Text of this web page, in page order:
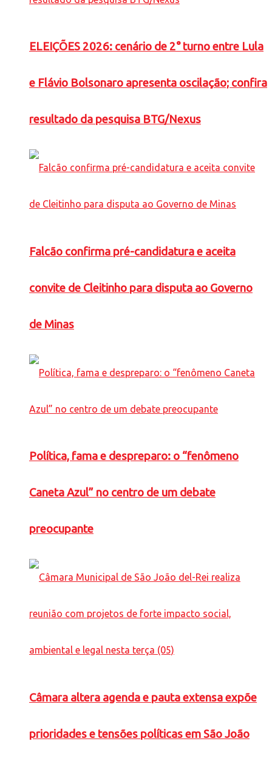
ELEIÇÕES 2026: cenário de 2° turno entre Lula
e Flávio Bolsonaro apresenta oscilação; confira
resultado da pesquisa BTG/Nexus
Falcão confirma pré-candidatura e aceita
convite de Cleitinho para disputa ao Governo
de Minas
Política, fama e despreparo: o “fenômeno
Caneta Azul” no centro de um debate
preocupante
Câmara altera agenda e pauta extensa expõe
prioridades e tensões políticas em São João